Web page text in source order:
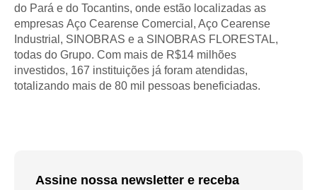
do Pará e do Tocantins, onde estão localizadas as
empresas Aço Cearense Comercial, Aço Cearense
Industrial, SINOBRAS e a SINOBRAS FLORESTAL,
todas do Grupo. Com mais de R$14 milhões
investidos, 167 instituições já foram atendidas,
totalizando mais de 80 mil pessoas beneficiadas.
Assine nossa newsletter e receba